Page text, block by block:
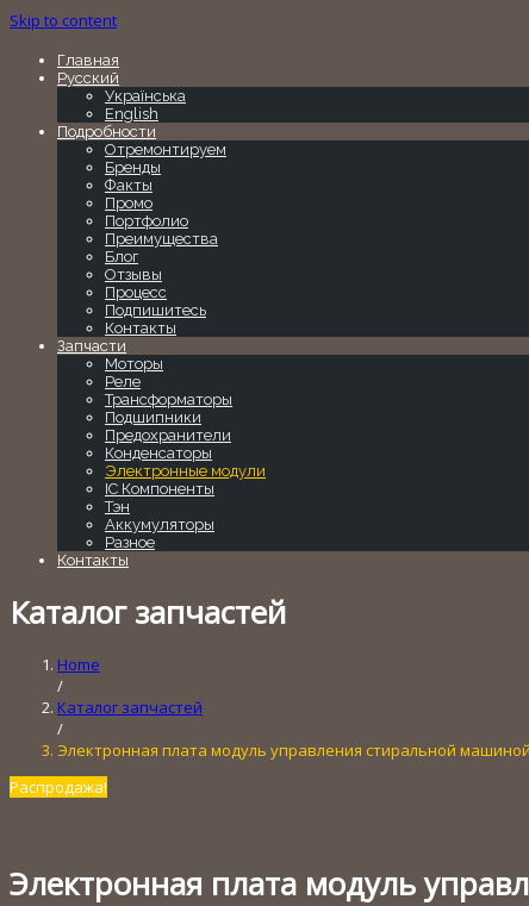
Skip to content
Главная
Русский
Українська
English
Подробности
Отремонтируем
Бренды
Факты
Промо
Портфолио
Преимущества
Блог
Отзывы
Процесс
Подпишитесь
Контакты
Запчасти
Моторы
Реле
Трансформаторы
Подшипники
Предохранители
Конденсаторы
Электронные модули
IC Компоненты
Тэн
Аккумуляторы
Разное
Контакты
Каталог запчастей
Home
/
Каталог запчастей
/
Электронная плата модуль управления стиральной машиной
Распродажа!
Электронная плата модуль